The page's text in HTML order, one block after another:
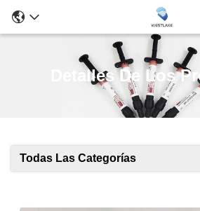
Detalles De Los
Todas Las Categorías